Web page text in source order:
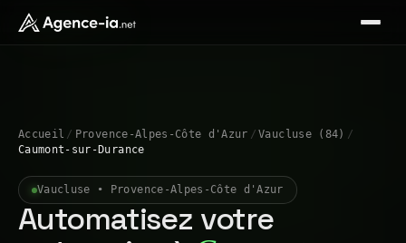
Accueil / Provence-Alpes-Côte d'Azur / Vaucluse (84) /
Caumont-sur-Durance
Vaucluse • Provence-Alpes-Côte d'Azur
Automatisez votre